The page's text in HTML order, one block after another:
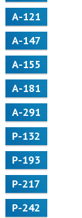
А-121
А-147
А-155
А-181
А-291
Р-132
Р-193
Р-217
Р-242